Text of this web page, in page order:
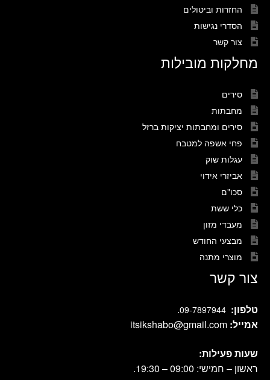
החזרות וביטולים
הסדרי נגישות
צור קשר
מחלקות מובילות
סירים
מחבתות
סירים ומחבתות יציקות ברזל
פחי אשפה למטבח
עגלות שוק
אביזרי אידוי
סכו"ם
כלי ששת
מעבדי מזון
מבצעי החודש
מוצרי מתנה
צור קשר
טלפון: 09-7897944
.
אמייל: itsikshabo@gmail.com
שעות פעילות:
ראשון – חמישי: 09:00 – 19:30.